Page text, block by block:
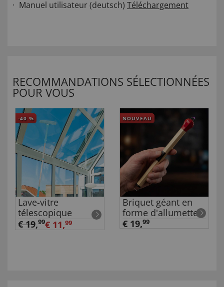
Manuel utilisateur (deutsch) Téléchargement
RECOMMANDATIONS SÉLECTIONNÉES
POUR VOUS
-40 %
Lave-vitre
télescopique
€ 19,99€ 11,99
NOUVEAU
Briquet géant en
forme d'allumette
€ 19,99